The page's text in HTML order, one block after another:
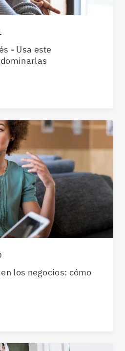
- Usa este
los negocios: cómo